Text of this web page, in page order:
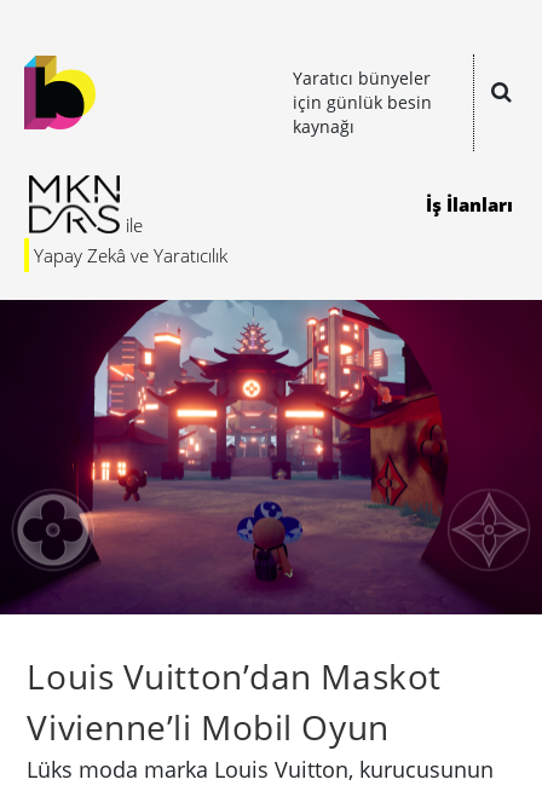
Yaratıcı bünyeler
için günlük besin
kaynağı
Yapay Zekâ ve Yaratıcılık
İş İlanları
Louis Vuitton’dan Maskot
Vivienne’li Mobil Oyun
Lüks moda marka Louis Vuitton, kurucusunun